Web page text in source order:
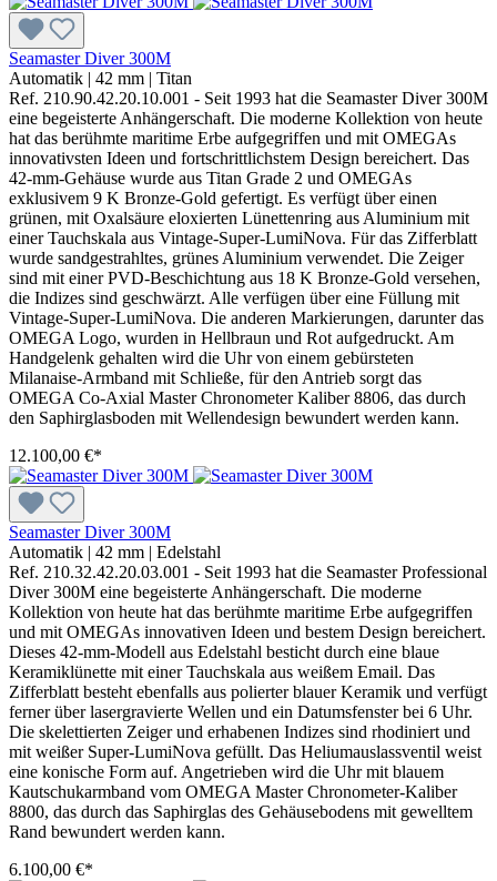
Seamaster Diver 300M
Automatik | 42 mm | Titan
Ref. 210.90.42.20.10.001 - Seit 1993 hat die Seamaster Diver 300M
eine begeisterte Anhängerschaft. Die moderne Kollektion von heute
hat das berühmte maritime Erbe aufgegriffen und mit OMEGAs
innovativsten Ideen und fortschrittlichstem Design bereichert. Das
42-mm-Gehäuse wurde aus Titan Grade 2 und OMEGAs
exklusivem 9 K Bronze-Gold gefertigt. Es verfügt über einen
grünen, mit Oxalsäure eloxierten Lünettenring aus Aluminium mit
einer Tauchskala aus Vintage-Super-LumiNova. Für das Zifferblatt
wurde sandgestrahltes, grünes Aluminium verwendet. Die Zeiger
sind mit einer PVD-Beschichtung aus 18 K Bronze-Gold versehen,
die Indizes sind geschwärzt. Alle verfügen über eine Füllung mit
Vintage-Super-LumiNova. Die anderen Markierungen, darunter das
OMEGA Logo, wurden in Hellbraun und Rot aufgedruckt. Am
Handgelenk gehalten wird die Uhr von einem gebürsteten
Milanaise-Armband mit Schließe, für den Antrieb sorgt das
OMEGA Co-Axial Master Chronometer Kaliber 8806, das durch
den Saphirglasboden mit Wellendesign bewundert werden kann.
12.100,00 €*
Seamaster Diver 300M
Automatik | 42 mm | Edelstahl
Ref. 210.32.42.20.03.001 - Seit 1993 hat die Seamaster Professional
Diver 300M eine begeisterte Anhängerschaft. Die moderne
Kollektion von heute hat das berühmte maritime Erbe aufgegriffen
und mit OMEGAs innovativen Ideen und bestem Design bereichert.
Dieses 42-mm-Modell aus Edelstahl besticht durch eine blaue
Keramiklünette mit einer Tauchskala aus weißem Email. Das
Zifferblatt besteht ebenfalls aus polierter blauer Keramik und verfügt
ferner über lasergravierte Wellen und ein Datumsfenster bei 6 Uhr.
Die skelettierten Zeiger und erhabenen Indizes sind rhodiniert und
mit weißer Super-LumiNova gefüllt. Das Heliumauslassventil weist
eine konische Form auf. Angetrieben wird die Uhr mit blauem
Kautschukarmband vom OMEGA Master Chronometer-Kaliber
8800, das durch das Saphirglas des Gehäusebodens mit gewelltem
Rand bewundert werden kann.
6.100,00 €*